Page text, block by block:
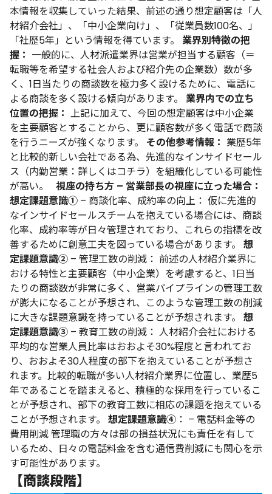
本情報を収集していった結果、前述の通り想定顧客は「人
材紹介会社」、「中小企業向け」、「従業員数100名、」
「社歴5年」という情報を得ています。 業界別特徴の把
握： 一般的に、人材派遣業界は営業が担当する顧客（＝
転職等を希望する社会人および紹介先の企業数）数が多
く、1日当たりの商談数を極力多く設けるために、電話に
よる商談を多く設ける傾向があります。 業界内での立ち
位置の把握： 上記に加えて、今回の想定顧客は中小企業
を主要顧客とすることから、更に顧客数が多く電話で商談
を行うニーズが強くなります。 その他参考情報： 業歴5年
と比較的新しい会社である為、先進的なインサイドセール
ス（内勤営業：詳しくはコチラ）を組織化している可能性
が高い。 視座の持ち方 – 営業部長の視座に立った場合：
想定課題意識① – 商談化率、成約率の向上： 仮に先進的
なインサイドセールスチームを抱えている場合には、商談
化率、成約率等が日々管理されており、これらの指標を改
善するために創意工夫を図っている場合があります。 想
定課題意識② – 管理工数の削減： 前述の人材紹介業界に
おける特性と主要顧客（中小企業）を考慮すると、1日当
たりの商談数が非常に多く、営業パイプラインの管理工数
が膨大になることが予想され、このような管理工数の削減
に大きな課題意識を持っていることが予想されます。 想
定課題意識③ – 教育工数の削減： 人材紹介会社における
平均的な営業人員比率はおおよそ30%程度と言われてお
り、おおよそ30人程度の部下を抱えていることが予想さ
れます。比較的転職が多い人材紹介業界に位置し、業歴5
年であることを踏まえると、積極的な採用を行っているこ
とが予想され、部下の教育工数に相応の課題を抱えている
ことが予想されます。 想定課題意識④ ： – 電話料金等の
費用削減 管理職の方々は部の損益状況にも責任を有して
いるため、日々の電話料金を含む通信費削減にも関心を示
す可能性があります。
【商談段階】